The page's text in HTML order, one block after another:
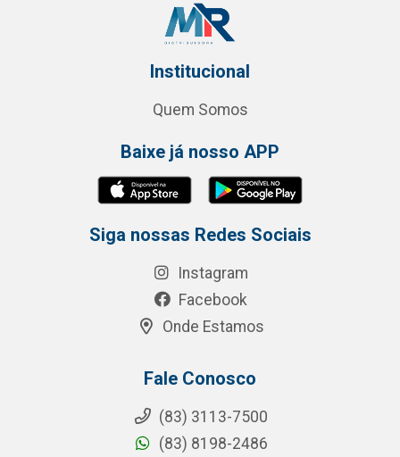
Institucional
Quem Somos
Baixe já nosso APP
Siga nossas Redes Sociais
Instagram
Facebook
Onde Estamos
Fale Conosco
(83) 3113-7500
(83) 8198-2486